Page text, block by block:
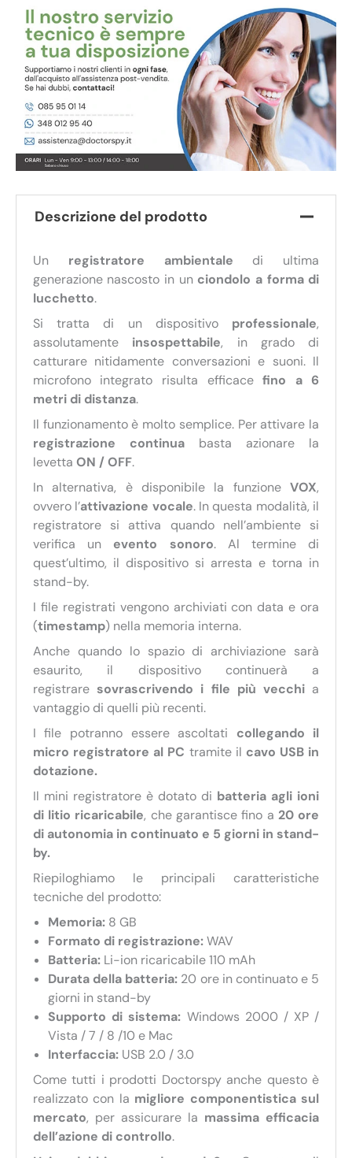
Descrizione del prodotto
Un registratore ambientale di ultima
generazione nascosto in un ciondolo a forma di
lucchetto.
Si tratta di un dispositivo professionale,
assolutamente insospettabile, in grado di
catturare nitidamente conversazioni e suoni. Il
microfono integrato risulta efficacefino a 6
metri di distanza.
Il funzionamento è molto semplice. Per attivare la
registrazione continuabasta azionare la
levetta ON / OFF.
In alternativa, è disponibile la funzioneVOX,
ovvero l’attivazione vocale. In questa modalità, il
registratore si attiva quando nell’ambiente si
verifica un evento sonoro. Al termine di
quest’ultimo, il dispositivo si arresta e torna in
stand-by.
I file registrati vengono archiviati con data e ora
(timestamp) nella memoria interna.
Anche quando lo spazio di archiviazione sarà
esaurito, il dispositivo continuerà a
registrare sovrascrivendo i file più vecchia
vantaggio di quelli più recenti.
I file potranno essere ascoltati collegando il
micro registratore al PC tramite il cavo USB in
dotazione.
Il mini registratore è dotato di batteria agli ioni
di litio ricaricabile, che garantisce fino a 20 ore
di autonomia in continuato e 5 giorni in stand-
by.
Riepiloghiamo le principali caratteristiche
tecniche del prodotto:
Memoria:8 GB
Formato di registrazione:WAV
Batteria:Li-ion ricaricabile 110 mAh
Durata della batteria: 20 ore in continuato e 5
giorni in stand-by
Supporto di sistema: Windows 2000 / XP /
Vista / 7 / 8 /10 e Mac
Interfaccia:USB 2.0 / 3.0
Come tutti i prodotti Doctorspy anche questo è
realizzato con la migliore componentistica sul
mercato, per assicurare la massima efficacia
dell’azione di controllo.